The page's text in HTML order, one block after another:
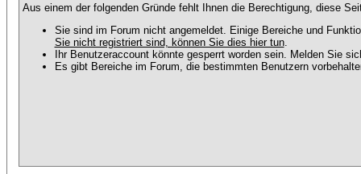
Aus einem der folgenden Gründe fehlt Ihnen die Berechtigung, diese
Sie sind im Forum nicht angemeldet. Einige Bereiche und
Sie nicht registriert sind, können Sie dies hier tun.
Ihr Benutzeraccount könnte gesperrt worden sein. Melden Sie
Es gibt Bereiche im Forum, die bestimmten Benutzern